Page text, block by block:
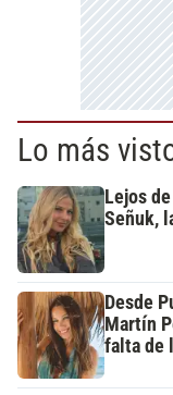
Lo más
Lejos
Señuk,
Desde
Martín
falta de